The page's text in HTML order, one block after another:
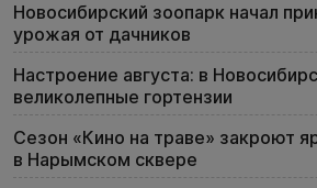
Новосибирский зоопарк начал
урожая от дачников
Настроение августа: в
великолепные гортензии
Сезон «Кино на траве» закроют
в Нарымском сквере